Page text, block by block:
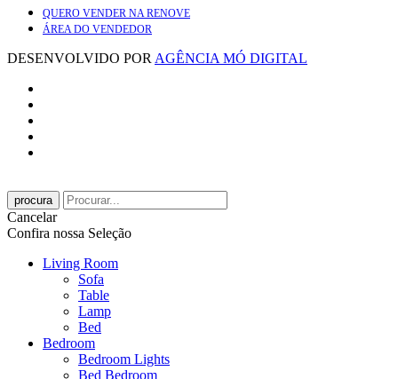
QUERO VENDER NA RENOVE
ÁREA DO VENDEDOR
DESENVOLVIDO POR AGÊNCIA MÓ DIGITAL
procura
Cancelar
Confira nossa Seleção
Living Room
Sofa
Table
Lamp
Bed
Bedroom
Bedroom Lights
Bed Bedroom